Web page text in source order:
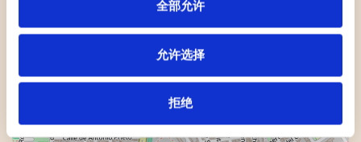
全部允许
允许选择
拒绝